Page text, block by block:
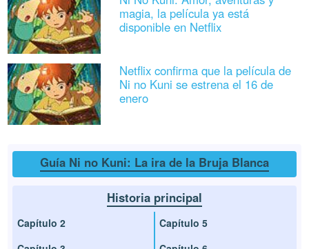
magia, la película ya está
disponible en Netflix
Netflix confirma que la película de
Ni no Kuni se estrena el 16 de
enero
Guía Ni no Kuni: La ira de la Bruja Blanca
Historia principal
Capítulo 2
Capítulo 5